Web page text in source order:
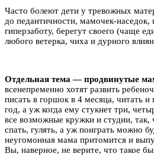
Часто болеют дети у тревожных
до педантичности, мамочек-наседок,
гиперзаботу, берегут своего (чаще
любого ветерка, чиха и дурного
Отдельная тема — продвинутые
всенепременно хотят развить
писать в горшок в 4 месяца, читать
год, а уж когда ему стукнет три,
все возможные кружки и студии, так,
спать, гулять, а уж поиграть можно
неугомонная мама притомится и
Вы, наверное, не верите, что такое